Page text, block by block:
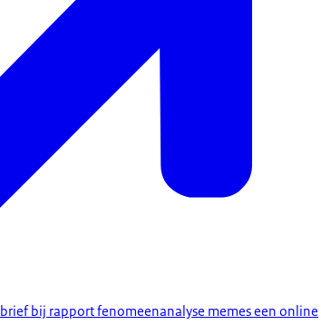
bij rapport fenomeenanalyse memes een online